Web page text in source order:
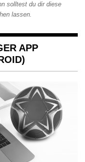
solltest du dir diese
lassen.
APP